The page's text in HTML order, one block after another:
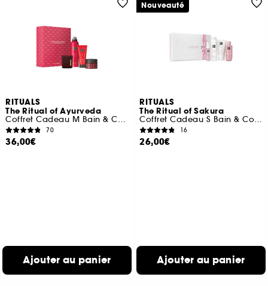
RITUALS
The Ritual of Ayurveda
Coffret Cadeau M Bain & Corps
70
36,00€
Ajouter au panier
RITUALS
The Ritual of Sakura
Coffret Cadeau S Bain & Corps
16
26,00€
Ajouter au panier
Nouveauté